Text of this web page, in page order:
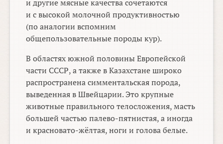
и другие мясные качества сочетаются
и с высокой молочной продуктивностью
(по аналогии вспомним
общепользовательные породы кур).
В областях южной половины Европейской
части СССР, а также в Казахстане широко
распространена симментальская порода,
выведенная в Швейцарии. Это крупные
животные правильного телосложения, масть
большей частью палево-пятнистая, а иногда
и красновато-жёлтая, ноги и голова белые.